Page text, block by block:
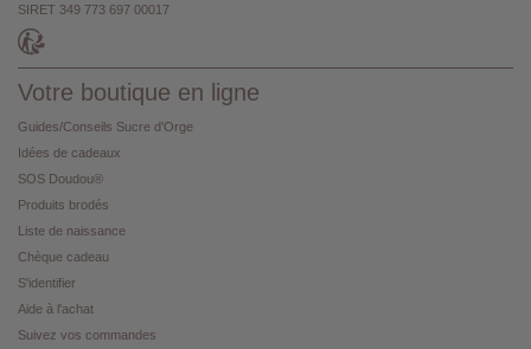
SIRET 349 773 697 00017
Votre boutique en ligne
Guides/Conseils Sucre d'Orge
Idées de cadeaux
SOS Doudou®
Produits brodés
Liste de naissance
Chèque cadeau
S'identifier
Aide à l'achat
Suivez vos commandes